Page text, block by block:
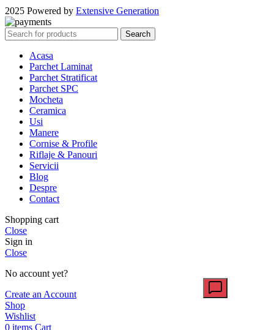
2025 Powered by Extensive Generation
Search
Acasa
Parchet Laminat
Parchet Stratificat
Parchet SPC
Mocheta
Ceramica
Usi
Manere
Cornise & Profile
Riflaje & Panouri
Servicii
Blog
Despre
Contact
Shopping cart
Close
Sign in
Close
No account yet?
Create an Account
Shop
Wishlist
0 items Cart